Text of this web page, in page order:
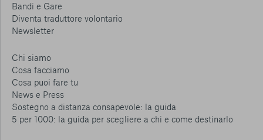
Bandi e Gare
Diventa traduttore volontario
Newsletter
Chi siamo
Cosa facciamo
Cosa puoi fare tu
News e Press
Sostegno a distanza consapevole: la guida
5 per 1000: la guida per scegliere a chi e come destinarlo